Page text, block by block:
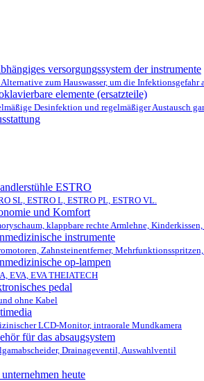
versorgungssystem der instrumente
zum Hauswasser, um die
elemente (ersatzteile)
Desinfektion und regelmäßiger Austausch
ESTRO
SL, ESTRO L, ESTRO PL, ESTRO VL.
und Komfort
klappbare rechte Armlehne,
instrumente
Zahnsteinentferner,
op-lampen
EVA, EVA THEIATECH
pedal
ohne Kabel
LCD-Monitor, intraorale Mundkamera
für das absaugsystem
Drainageventil, Auswahlventil
heute